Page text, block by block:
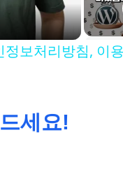
보처리방침, 이
세요!